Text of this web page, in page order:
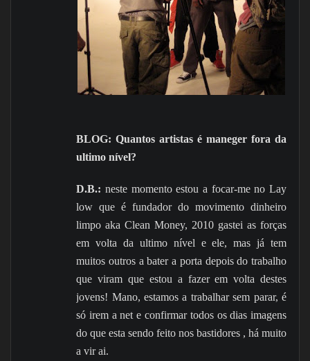
BLOG: Quantos artistas é maneger fora da
ultimo nível?
D.B.: neste momento estou a focar-me no Lay
low que é fundador do movimento dinheiro
limpo aka Clean Money, 2010 gastei as forças
em volta da ultimo nível e ele, mas já tem
muitos outros a bater a porta depois do trabalho
que viram que estou a fazer em volta destes
jovens! Mano, estamos a trabalhar sem parar, é
só irem a net e confirmar todos os dias imagens
do que esta sendo feito nos bastidores , há muito
a vir ai.